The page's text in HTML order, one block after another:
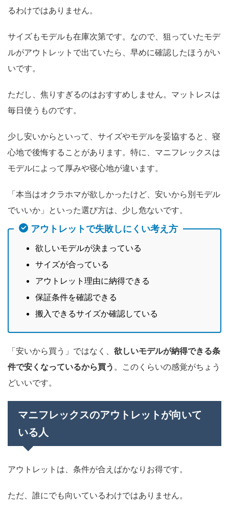
るわけではありません。
サイズもモデルも在庫次第です。なので、狙っていたモデ
ルがアウトレットで出ていたら、早めに確認したほうがい
いです。
ただし、焦りすぎるのはおすすめしません。マットレスは
毎日使うものです。
少し安いからといって、サイズやモデルを妥協すると、寝
心地で後悔することがあります。特に、マニフレックスは
モデルによって厚みや寝心地が違います。
「本当はオクラホマが欲しかったけど、安いから別モデル
でいいか」といった選び方は、少し危ないです。
アウトレットで失敗しにくい考え方
欲しいモデルが決まっている
サイズが合っている
アウトレット理由に納得できる
保証条件を確認できる
搬入できるサイズか確認している
「安いから買う」ではなく、 欲しいモデルが納得できる条
件で安くなっているから買う 。このくらいの感覚がちょう
どいいです。
マニフレックスのアウトレットが向いて
いる人
アウトレットは、条件が合えばかなりお得です。
ただ、誰にでも向いているわけではありません。